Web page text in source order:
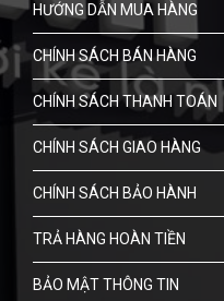
HƯỚNG DẪN MUA HÀNG
CHÍNH SÁCH BÁN HÀNG
CHÍNH SÁCH THANH TOÁN
CHÍNH SÁCH GIAO HÀNG
CHÍNH SÁCH BẢO HÀNH
TRẢ HÀNG HOÀN TIỀN
BẢO MẬT THÔNG TIN